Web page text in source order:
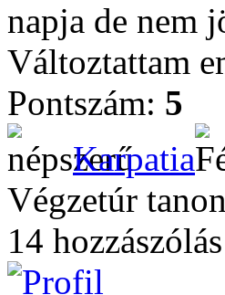
napja de nem
Változtattam
Pontszám: 5
Karpatia
Végzetúr
14 hozzászólás